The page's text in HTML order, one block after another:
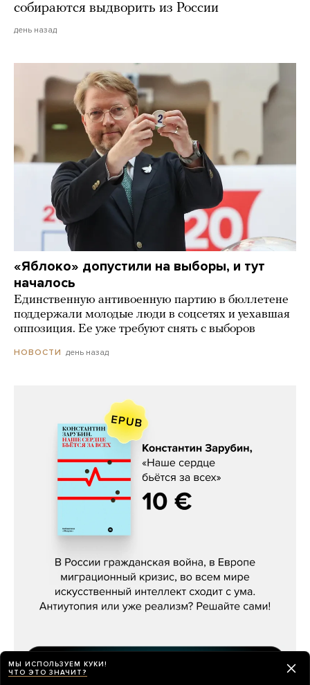
собираются выдворить из России
день назад
«Яблоко» допустили на выборы, и тут
началось
Единственную антивоенную партию в бюллетене
поддержали молодые люди в соцсетях и уехавшая
оппозиция. Ее уже требуют снять с выборов
НОВОСТИ день назад
Константин Зарубин, «Наше сердце
МЫ ИСПОЛЬЗУЕМ КУКИ!
ЧТО ЭТО ЗНАЧИТ?